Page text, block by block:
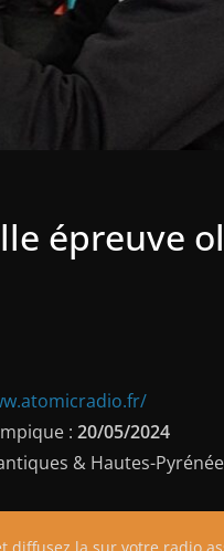
épreuve
: 20/05/2024
& Hautes-